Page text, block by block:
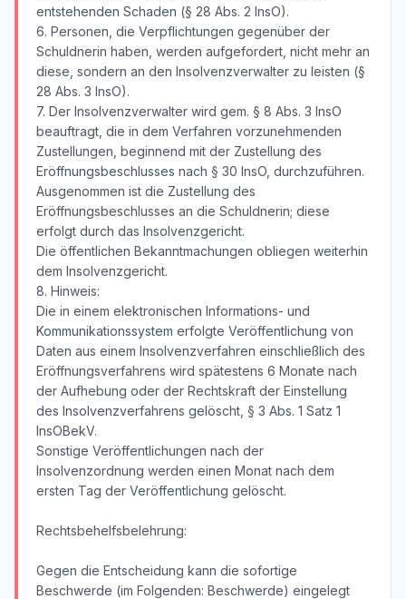
entstehenden Schaden (§ 28 Abs. 2 InsO).
6. Personen, die Verpflichtungen gegenüber der
Schuldnerin haben, werden aufgefordert, nicht mehr an
diese, sondern an den Insolvenzverwalter zu leisten (§
28 Abs. 3 InsO).
7. Der Insolvenzverwalter wird gem. § 8 Abs. 3 InsO
beauftragt, die in dem Verfahren vorzunehmenden
Zustellungen, beginnend mit der Zustellung des
Eröffnungsbeschlusses nach § 30 InsO, durchzuführen.
Ausgenommen ist die Zustellung des
Eröffnungsbeschlusses an die Schuldnerin; diese
erfolgt durch das Insolvenzgericht.
Die öffentlichen Bekanntmachungen obliegen weiterhin
dem Insolvenzgericht.
8. Hinweis:
Die in einem elektronischen Informations- und
Kommunikationssystem erfolgte Veröffentlichung von
Daten aus einem Insolvenzverfahren einschließlich des
Eröffnungsverfahrens wird spätestens 6 Monate nach
der Aufhebung oder der Rechtskraft der Einstellung
des Insolvenzverfahrens gelöscht, § 3 Abs. 1 Satz 1
InsOBekV.
Sonstige Veröffentlichungen nach der
Insolvenzordnung werden einen Monat nach dem
ersten Tag der Veröffentlichung gelöscht.
Rechtsbehelfsbelehrung:
Gegen die Entscheidung kann die sofortige
Beschwerde (im Folgenden: Beschwerde) eingelegt